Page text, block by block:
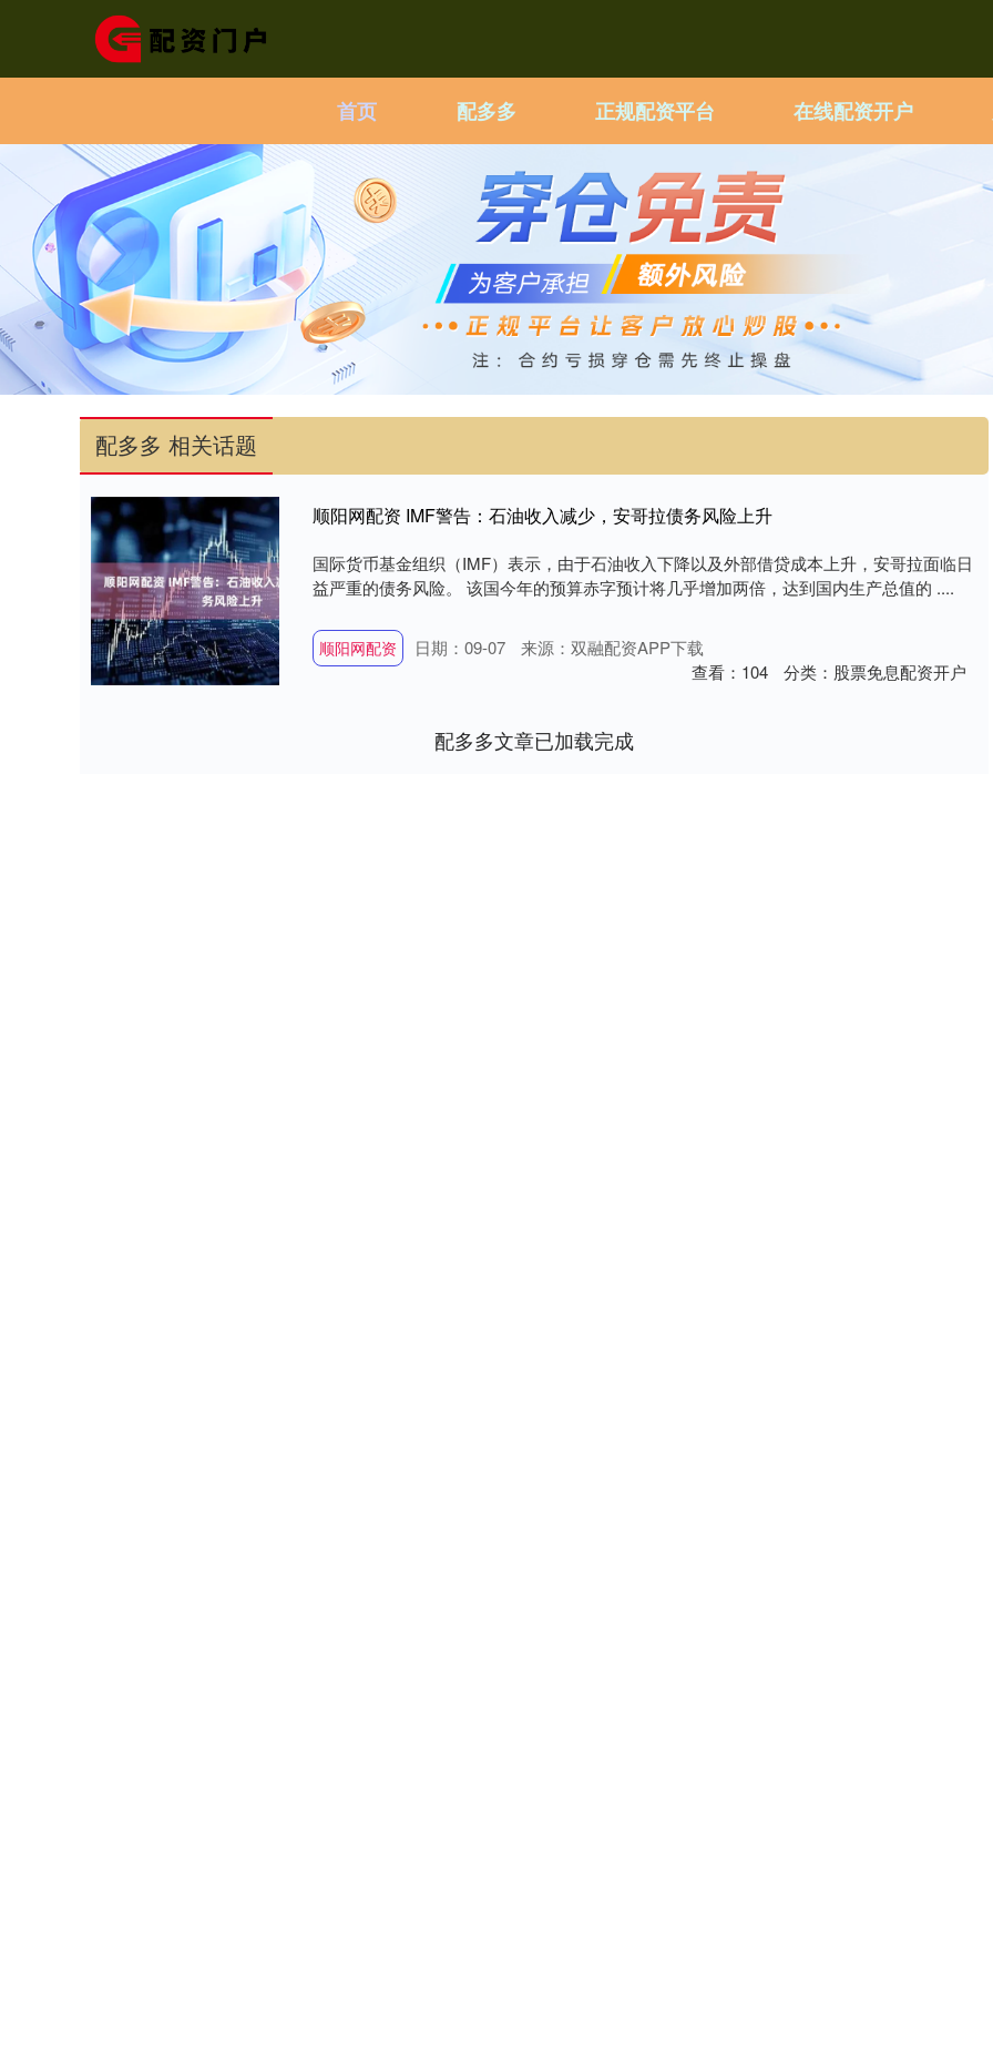
首页 配多多 正规配资平台 在线配资开户
配多多 相关话题
顺阳网配资 IMF警告：石油收入减少，安哥拉债务风险上升
国际货币基金组织（IMF）表示，由于石油收入下降以及外部借贷成本上升，安哥拉面临日
益严重的债务风险。 该国今年的预算赤字预计将几乎增加两倍，达到国内生产总值的 ....
顺阳网配资 日期：09-07
来源：双融配资APP下载
查看： 104 分类： 股票免息配资开户
配多多文章已加载完成